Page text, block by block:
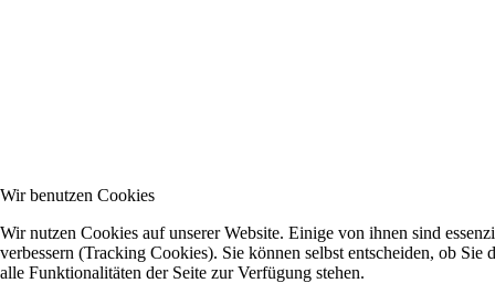
Wir benutzen Cookies
Wir nutzen Cookies auf unserer Website. Einige von ihnen sind
verbessern (Tracking Cookies). Sie können selbst entscheiden, ob
alle Funktionalitäten der Seite zur Verfügung stehen.